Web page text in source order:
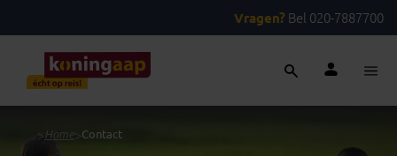
Vragen? Bel 020-7887700
> Home>Contact